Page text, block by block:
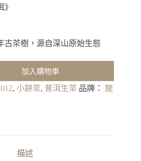
古茶樹，源自深山原始生態
加入購物車
, 小餅茶, 普洱生茶 品牌： 龍
描述